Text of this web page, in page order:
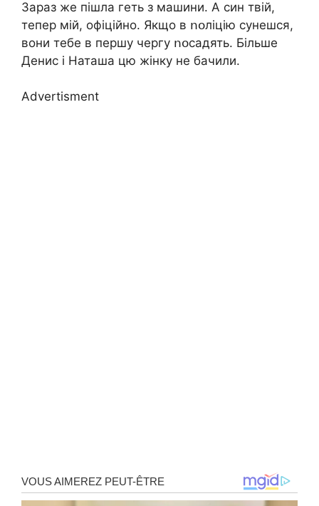
Зараз же пішла геть з машини. А син твій,
тепер мій, офіційно. Якщо в ոօліцію сунешся,
вони тебе в першу чергу ոօсадять. Більше
Денис і Наташа цю жінку не бачили.
Advertisment